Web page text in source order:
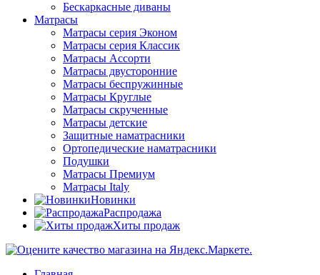
Бескаркасные диваны
Матрасы
Матрасы серия Эконом
Матрасы серия Классик
Матрасы Ассорти
Матрасы двусторонние
Матрасы беспружинные
Матрасы Круглые
Матрасы скрученные
Матрасы детские
Защитные наматрасники
Ортопедические наматрасники
Подушки
Матрасы Премиум
Матрасы Italy
Новинки
Распродажа
Хиты продаж